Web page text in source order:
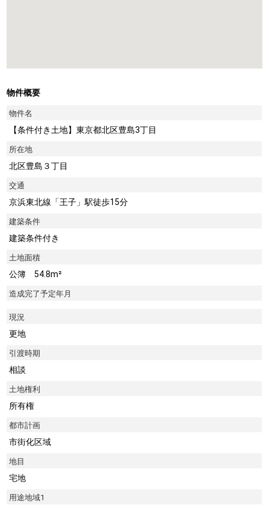
物件概要
物件名
【条件付き土地】東京都北区豊島3丁目
所在地
北区豊島３丁目
交通
京浜東北線「王子」駅徒歩15分
建築条件
建築条件付き
土地面積
公簿 54.8m²
造成完了予定年月
現況
更地
引渡時期
相談
土地権利
所有権
都市計画
市街化区域
地目
宅地
用途地域1